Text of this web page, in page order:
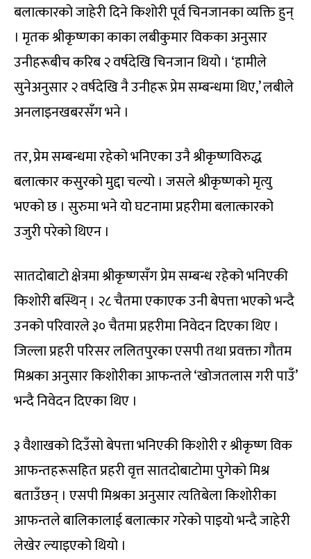
बलात्कारको जाहेरी दिने किशोरी पूर्व चिनजानका व्यक्ति हुन्
। मृतक श्रीकृष्णका काका लबीकुमार विकका अनुसार
उनीहरूबीच करिब २ वर्षदेखि चिनजान थियो । ‘हामीले
सुनेअनुसार २ वर्षदेखि नै उनीहरू प्रेम सम्बन्धमा थिए,’ लबीले
अनलाइनखबरसँग भने ।
तर, प्रेम सम्बन्धमा रहेको भनिएका उनै श्रीकृष्णविरुद्ध
बलात्कार कसुरको मुद्दा चल्यो । जसले श्रीकृष्णको मृत्यु
भएको छ । सुरुमा भने यो घटनामा प्रहरीमा बलात्कारको
उजुरी परेको थिएन ।
सातदोबाटो क्षेत्रमा श्रीकृष्णसँग प्रेम सम्बन्ध रहेको भनिएकी
किशोरी बस्थिन् । २८ चैतमा एकाएक उनी बेपत्ता भएको भन्दै
उनको परिवारले ३० चैतमा प्रहरीमा निवेदन दिएका थिए ।
जिल्ला प्रहरी परिसर ललितपुरका एसपी तथा प्रवक्ता गौतम
मिश्रका अनुसार किशोरीका आफन्तले ‘खोजतलास गरी पाउँ’
भन्दै निवेदन दिएका थिए ।
३ वैशाखको दिउँसो बेपत्ता भनिएकी किशोरी र श्रीकृष्ण विक
आफन्तहरूसहित प्रहरी वृत्त सातदोबाटोमा पुगेको मिश्र
बताउँछन् । एसपी मिश्रका अनुसार त्यतिबेला किशोरीका
आफन्तले बालिकालाई बलात्कार गरेको पाइयो भन्दै जाहेरी
लेखेर ल्याइएको थियो ।